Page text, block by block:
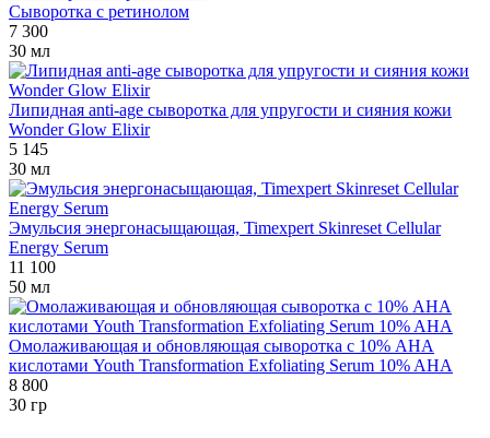
Сыворотка с ретинолом
7 300
30 мл
Липидная anti-age сыворотка для упругости и сияния кожи
Wonder Glow Elixir
5 145
30 мл
Эмульсия энергонасыщающая, Timexpert Skinreset Cellular
Energy Serum
11 100
50 мл
Омолаживающая и обновляющая сыворотка с 10% AHA
кислотами Youth Transformation Exfoliating Serum 10% AHA
8 800
30 гр